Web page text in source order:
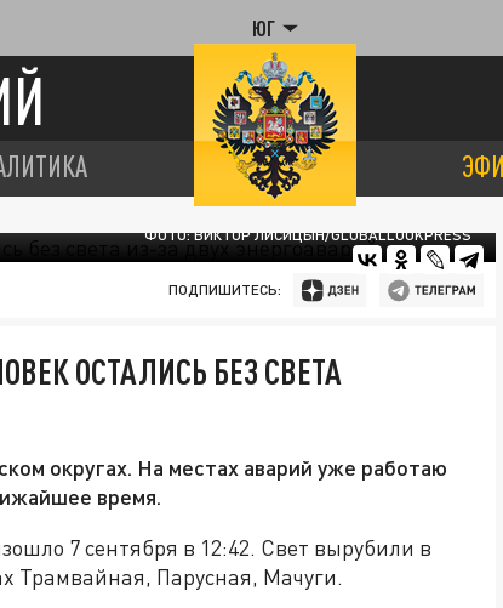
ЮГ
ФОТО: ВИКТОР ЛИСИЦЫН/GLOBALLOOKPRESS
ПОДПИШИТЕСЬ:
ОСТАЛИСЬ БЕЗ СВЕТА
округах. На местах аварий уже работаю
время.
7 сентября в 12:42. Свет вырубили в
Трамвайная, Парусная, Мачуги.